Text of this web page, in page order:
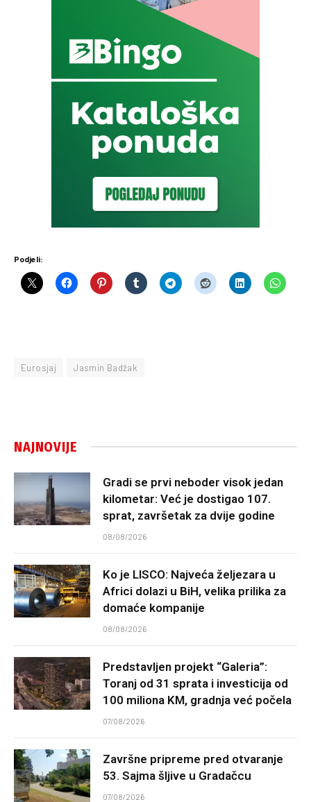
Podjeli:
Eurosjaj Jasmin Badžak
NAJNOVIJE
Gradi se prvi neboder visok jedan
kilometar: Već je dostigao 107.
sprat, završetak za dvije godine
08/08/2026
Ko je LISCO: Najveća željezara u
Africi dolazi u BiH, velika prilika za
domaće kompanije
08/08/2026
Predstavljen projekt “Galeria”:
Toranj od 31 sprata i investicija od
100 miliona KM, gradnja već počela
07/08/2026
Završne pripreme pred otvaranje
53. Sajma šljive u Gradačcu
07/08/2026